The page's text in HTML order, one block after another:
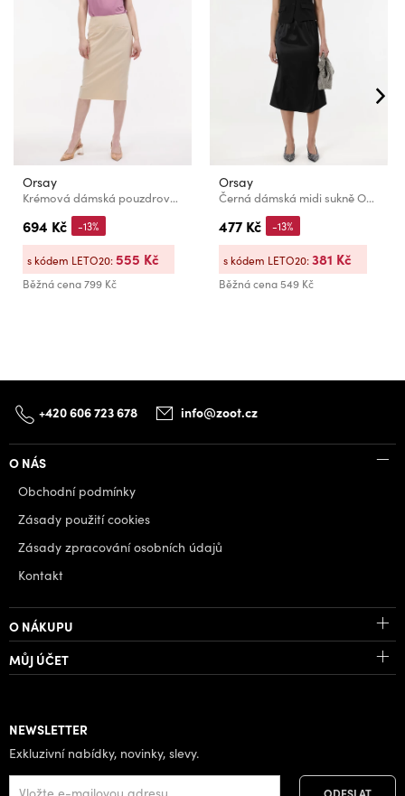
Orsay
Krémová dámská pouzdrová sukně s proužkem ORSAY
694 Kč
Běžná cena799 Kč
-13%
s kódem LETO20:555 Kč
Orsay
Černá dámská midi sukně ORSAY
477 Kč
Běžná cena549 Kč
-13%
s kódem LETO20:381 Kč
+420 606 723 678 info@zoot.cz
O NÁS
Obchodní podmínky
Zásady použití cookies
Zásady zpracování osobních údajů
Kontakt
O NÁKUPU
MŮJ ÚČET
NEWSLETTER
Exkluzivní nabídky, novinky, slevy.